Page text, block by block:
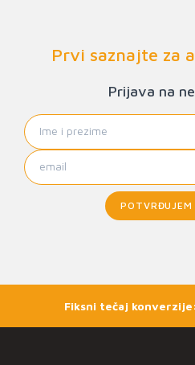
Prvi saznajte za
Prijava na
POTVRĐUJEM
Fiksni tečaj